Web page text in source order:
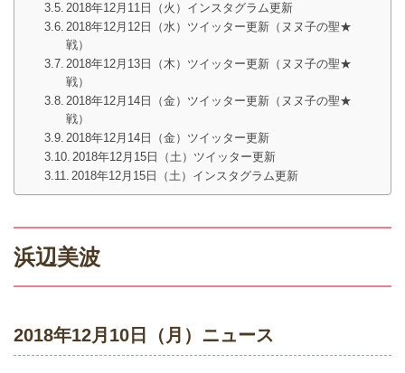
2018年12月11日（火）インスタグラム更新
2018年12月12日（水）ツイッター更新（ヌヌ子の聖★
戦）
2018年12月13日（木）ツイッター更新（ヌヌ子の聖★
戦）
2018年12月14日（金）ツイッター更新（ヌヌ子の聖★
戦）
2018年12月14日（金）ツイッター更新
2018年12月15日（土）ツイッター更新
2018年12月15日（土）インスタグラム更新
浜辺美波
2018年12月10日（月）ニュース